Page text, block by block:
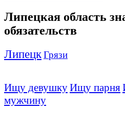
Липецкая область
обязательств
ЛипецкГрязи
Ищу девушкуИщу парня
мужчину